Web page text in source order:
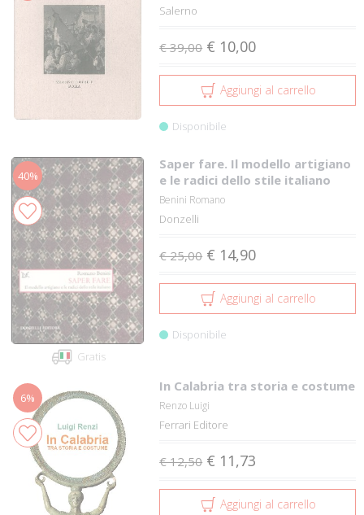
Salerno
€ 39,00 € 10,00
Aggiungi al carrello
Disponibile
40%
Gratis
Saper fare. Il modello artigiano
e le radici dello stile italiano
Benini Romano
Donzelli
€ 25,00 € 14,90
Aggiungi al carrello
Disponibile
6%
In Calabria tra storia e costume
Renzo Luigi
Ferrari Editore
€ 12,50 € 11,73
Aggiungi al carrello